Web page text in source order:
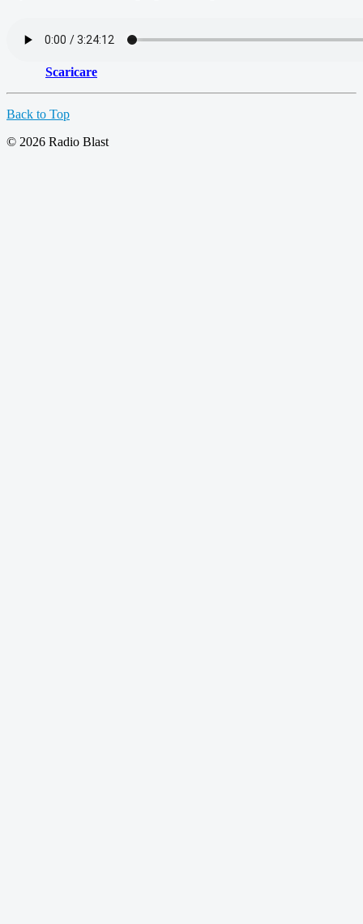
Scaricare
Back to Top
© 2026 Radio Blast